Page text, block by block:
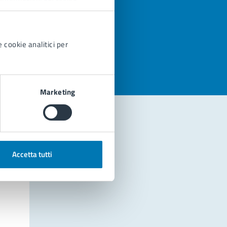
cookie analitici per
Marketing
Accetta tutti